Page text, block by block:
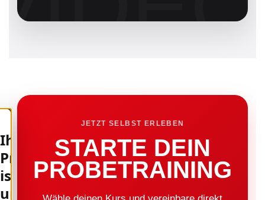
JETZT SELBST ERLEBEN
STARTE DEIN
PROBETRAINING
Ihre
Privatsphäre
ist
uns